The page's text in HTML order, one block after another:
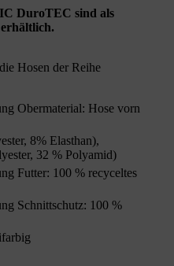
DuroTEC sind als
Hosen der Reihe
Obermaterial: Hose vorn
8% Elasthan),
32 % Polyamid)
Futter: 100 % recyceltes
Schnittschutz: 100 %